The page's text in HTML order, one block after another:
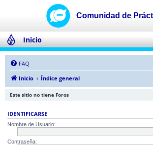
Inicio
FAQ
Inicio
Índice general
Este sitio no tiene Foros
IDENTIFICARSE
Nombre de Usuario:
Contraseña: